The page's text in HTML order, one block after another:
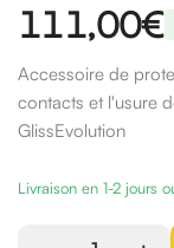
111,00€
Accessoire de
contacts et l'usure
GlissEvolution
Livraison en 1-2 jours